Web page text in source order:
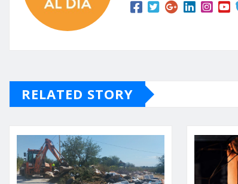
RELATED STORY